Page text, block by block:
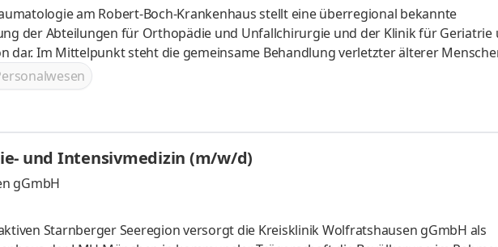
am Robert-Boch-Krankenhaus stellt eine überregional bekannte
der Abteilungen für Orthopädie und Unfallchirurgie und der Klinik für Geriatrie
dar. Im Mittelpunkt steht die gemeinsame Behandlung verletzter älterer
von der Prävention über die Akutbehandlung und der Rehabilitation älterer
Facharzt Allgemeinmedizin an und sind in der Facharztausbildung mindestens im
und Intensivmedizin (m/w/d)
gGmbH
Starnberger Seeregion versorgt die Kreisklinik Wolfratshausen gGmbH als